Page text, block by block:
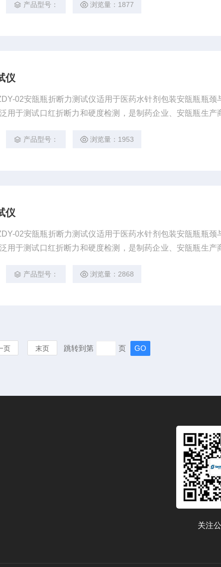
产品型号： 浏览量：1877
仪
02安瓿瓶折断力测试仪适用于医药水针剂包装安瓿瓶瓶颈
用于测试口红折断力和硬度检测，是制药企业、安瓿瓶生产
产品型号： 浏览量：1953
仪
02安瓿瓶折断力测试仪适用于医药水针剂包装安瓿瓶瓶颈
用于测试口红折断力和硬度检测，是制药企业、安瓿瓶生产
产品型号： 浏览量：2868
页 末页 跳转到第 页
关注